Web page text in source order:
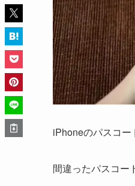
iPhoneのパスコー
間違ったパスコー